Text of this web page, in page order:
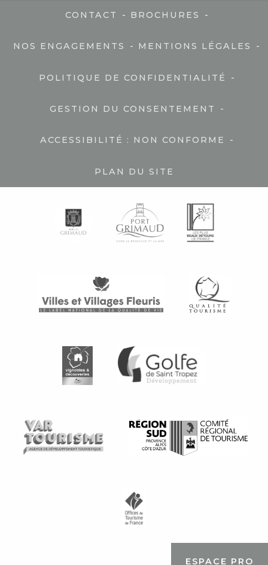
CONTACT - BROCHURES -
NOS ENGAGEMENTS - MENTIONS LÉGALES -
POLITIQUE DE CONFIDENTIALITÉ -
GESTION DU CONSENTEMENT -
ACCESSIBILITÉ : NON CONFORME -
PLAN DU SITE
ESPACE PRO